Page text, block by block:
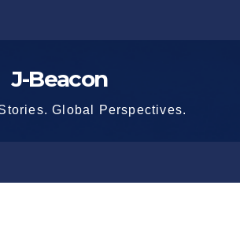
J-Beacon
Global Perspectives.